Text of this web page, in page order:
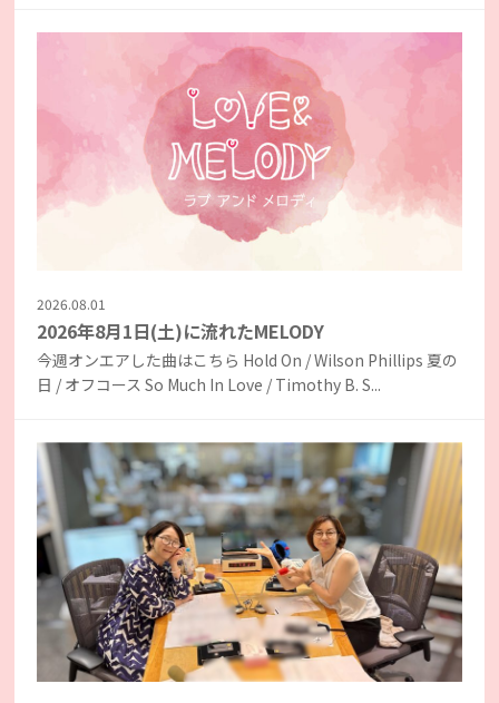
2026.08.01
2026年8月1日(土)に流れたMELODY
今週オンエアした曲はこちら Hold On / Wilson Phillips 夏の
日 / オフコース So Much In Love / Timothy B. S...